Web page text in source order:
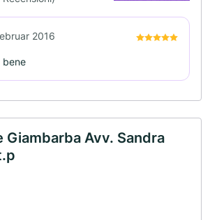
2016
bene
Giambarba Avv. Sandra